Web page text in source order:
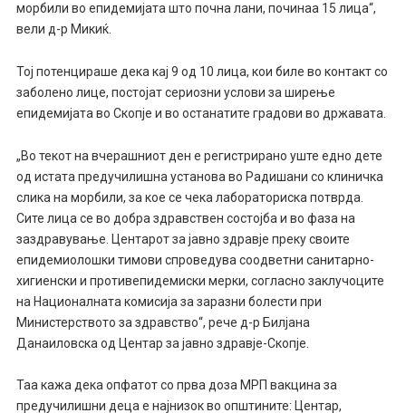
морбили во епидемијата што почна лани, починаа 15 лица“,
вели д-р Микиќ.
Тој потенцираше дека кај 9 од 10 лица, кои биле во контакт со
заболено лице, постојат сериозни услови за ширење
епидемијата во Скопје и во останатите градови во државата.
„Во текот на вчерашниот ден е регистрирано уште едно дете
од истата предучилишна установа во Радишани со клиничка
слика на морбили, за кое се чека лабораториска потврда.
Сите лица се во добра здравствен состојба и во фаза на
заздравување. Центарот за јавно здравје преку своите
епидемиолошки тимови спроведува соодветни санитарно-
хигиенски и противепидемиски мерки, согласно заклучоците
на Националната комисија за заразни болести при
Министерството за здравство“, рече д-р Билјана
Данаиловска од Центар за јавно здравје-Скопје.
Таа кажа дека опфатот со прва доза МРП вакцина за
предучилишни деца е најнизок во општините: Центар,